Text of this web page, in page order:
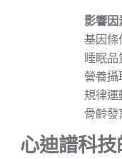
影響因
基因條
睡眠品
營養攝
規律運
骨齡發
心迪譜科